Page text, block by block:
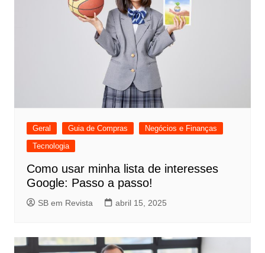
Geral Guia de Compras
Negócios e Finanças
Tecnologia
Como usar minha lista de interesses
Google: Passo a passo!
SB em Revista abril 15, 2025